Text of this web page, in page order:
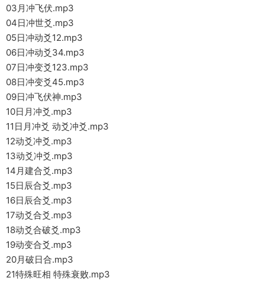
03月冲飞伏.mp3
04日冲世爻.mp3
05日冲动爻12.mp3
06日冲动爻34.mp3
07日冲变爻123.mp3
08日冲变爻45.mp3
09日冲飞伏神.mp3
10日月冲爻.mp3
11日月冲爻 动爻冲爻.mp3
12动爻冲爻.mp3
13动爻冲爻.mp3
14月建合爻.mp3
15日辰合爻.mp3
16日辰合爻.mp3
17动爻合爻.mp3
18动爻合破爻.mp3
19动变合爻.mp3
20月破日合.mp3
21特殊旺相 特殊衰败.mp3